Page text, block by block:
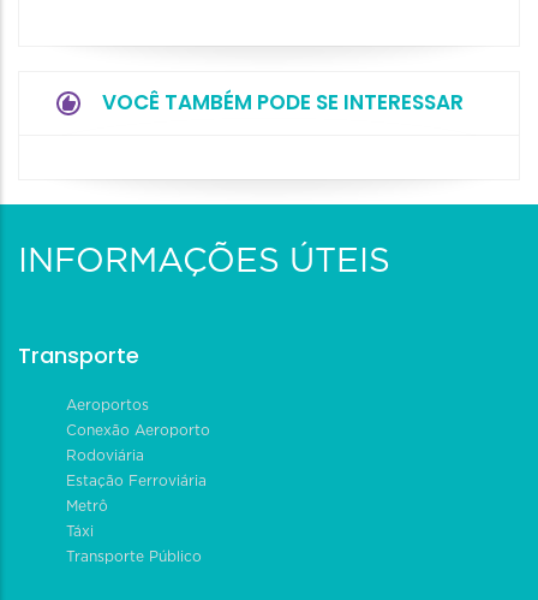
VOCÊ TAMBÉM PODE SE INTERESSAR
INFORMAÇÕES ÚTEIS
Transporte
Aeroportos
Conexão Aeroporto
Rodoviária
Estação Ferroviária
Metrô
Táxi
Transporte Público